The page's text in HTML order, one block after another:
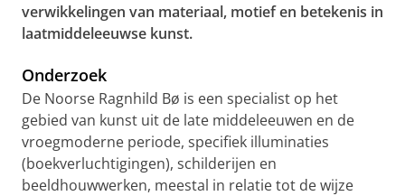
verwikkelingen van materiaal, motief en betekenis in
laatmiddeleeuwse kunst.
Onderzoek
De Noorse Ragnhild Bø is een specialist op het
gebied van kunst uit de late middeleeuwen en de
vroegmoderne periode, specifiek illuminaties
(boekverluchtigingen), schilderijen en
beeldhouwwerken, meestal in relatie tot de wijze